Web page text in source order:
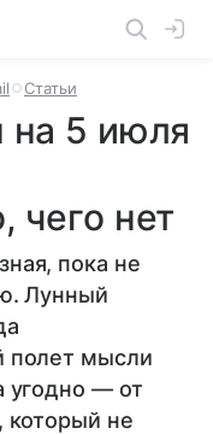
Статьи
на 5 июля
чего нет
пока не
Лунный
полет мысли
угодно — от
который не